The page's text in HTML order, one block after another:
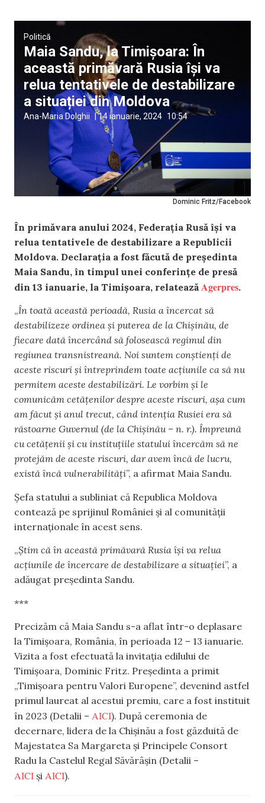
Dominic Fritz/Facebook
Politică
Maia Sandu, la Timișoara: În
această primăvară Rusia își va
relua tentativele de destabilizare
a situației din Moldova
Ana-Maria Dolghii |14 ianuarie, 2024 10:54
În primăvara anului 2024, Federația Rusă își va
relua tentativele de destabilizare a Republicii
Moldova. Declarația a fost făcută de președinta
Maia Sandu, în timpul unei conferințe de presă
din 13 ianuarie, la Timișoara, relateazăAgerpres.
„În toată această perioadă, Rusia a încercat să
destabilizeze ordinea şi puterea de la Chişinău, de
fiecare dată încercând să folosească regimul din
regiunea transnistreană. Noi suntem conştienţi de
aceste riscuri şi întreprindem toate acţiunile ca să nu
permitem aceste destabilizări. Le vorbim şi le
comunicăm cetăţenilor despre aceste riscuri, aşa cum
am făcut şi anul trecut, când intenţia Rusiei era să
răstoarne Guvernul (de la Chişinău – n. r.). Împreună
cu cetăţenii şi cu instituţiile statului încercăm să ne
protejăm de aceste riscuri, dar avem încă de lucru,
există încă vulnerabilităţi”, a afirmat Maia Sandu.
Șefa statului a subliniat că Republica Moldova
contează pe sprijinul României şi al comunităţii
internaţionale în acest sens.
„Ştim că în această primăvară Rusia îşi va relua
acţiunile de încercare de destabilizare a situaţiei”, a
adăugat președinta Sandu.
***
Precizăm că Maia Sandu s-a aflat într-o deplasare
la Timișoara, România, în perioada 12 – 13 ianuarie.
Vizita a fost efectuată la invitația edilului de
Timișoara, Dominic Fritz. Președinta a primit
„Timișoara pentru Valori Europene”, devenind astfel
primul laureat al acestui premiu, care a fost instituit
în 2023 (Detalii – AICI). După ceremonia de
decernare, lidera de la Chișinău a fost găzduită de
Majestatea Sa Margareta și Principele Consort
Radu la Castelul Regal Săvărâșin (Detalii –
AICI și AICI).